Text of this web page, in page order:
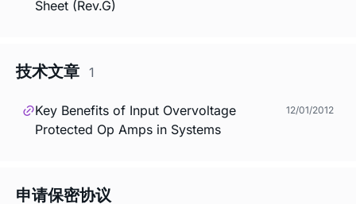
Sheet (Rev.G)
技术文章 1
Key Benefits of Input Overvoltage
Protected Op Amps in Systems
12/01/2012
申请保密协议